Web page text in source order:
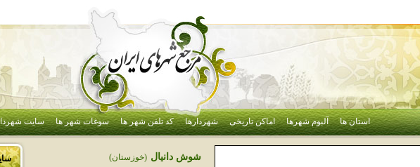
استان ها آلبوم شهرها اماکن تاریخی شهردارها کد تلفن شهر ها سوغات شهر ها سایت
شوش دانيال (خوزستان)